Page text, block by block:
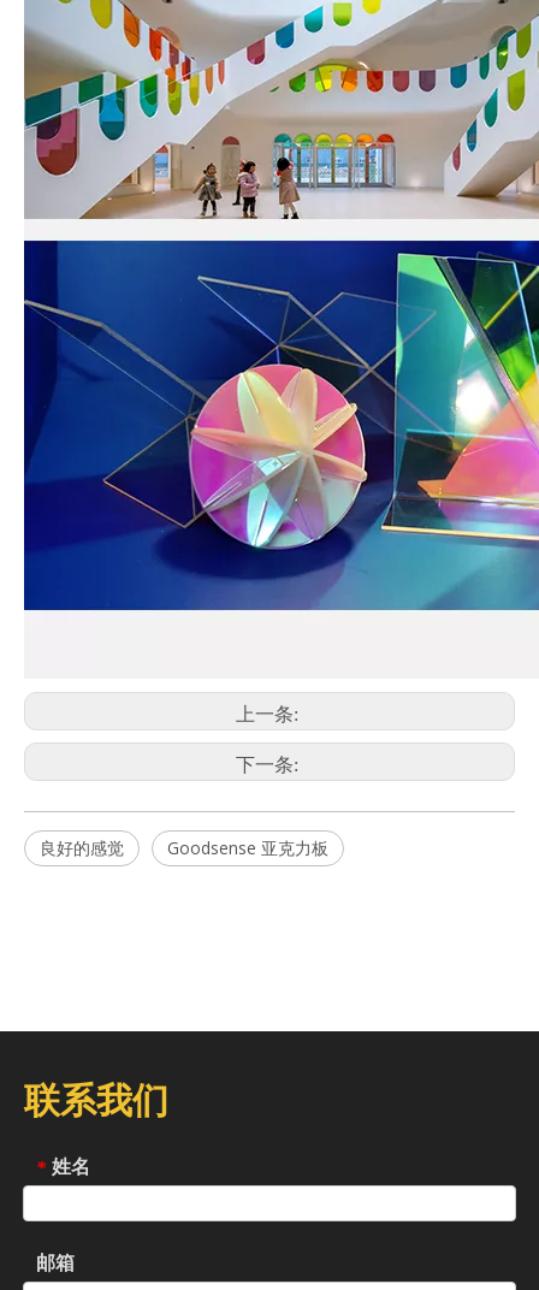
上一条:
下一条:
良好的感觉 Goodsense 亚克力板
联系我们
* 姓名
邮箱